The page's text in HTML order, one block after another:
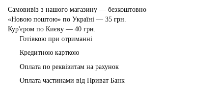
Самовивіз з нашого магазину — безкоштовно
«Новою поштою» по Україні — 35 грн.
Кур'єром по Києву — 40 грн.
Готівкою при отриманні
Кредитною карткою
Оплата по реквізитам на рахунок
Оплата частинами від Приват Банк